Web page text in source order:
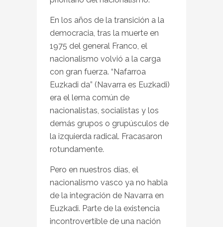
En los años de la transición a la
democracia, tras la muerte en
1975 del general Franco, el
nacionalismo volvió a la carga
con gran fuerza. “Nafarroa
Euzkadi da” (Navarra es Euzkadi)
era el lema común de
nacionalistas, socialistas y los
demás grupos o grupúsculos de
la izquierda radical. Fracasaron
rotundamente.
Pero en nuestros días, el
nacionalismo vasco ya no habla
de la integración de Navarra en
Euzkadi. Parte de la existencia
incontrovertible de una nación